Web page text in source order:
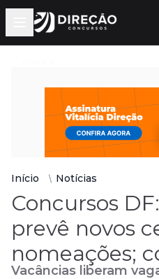
Open main menu
Início Notícias
Concursos
prevê novos
nomeações;
Vacâncias liberam